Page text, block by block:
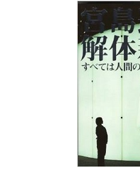
ABOUT
LOCATIONS
PRIVACY POLICY
INSTAGRAM
PUBLISHING
FACEBOOK
YOUTUBE